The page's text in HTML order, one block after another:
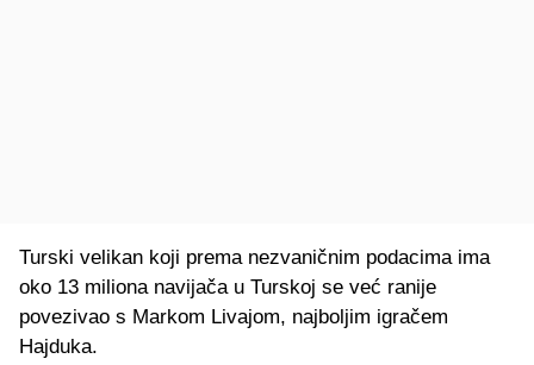
Turski velikan koji prema nezvaničnim podacima ima
oko 13 miliona navijača u Turskoj se već ranije
povezivao s Markom Livajom, najboljim igračem
Hajduka.